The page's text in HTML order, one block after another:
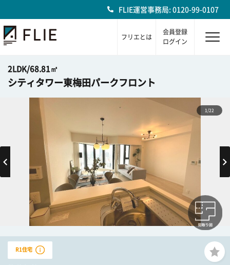
FLIE運営事務局: 0120-99-0107
フリエとは
会員登録
ログイン
2LDK/68.81㎡
シティタワー東梅田パークフロント
1/22
R1住宅